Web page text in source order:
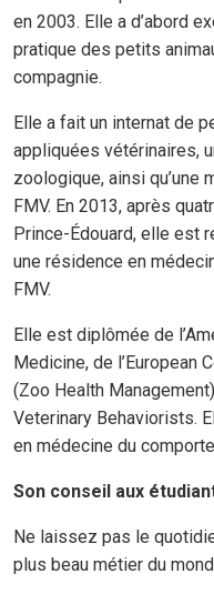
en 2003. Elle a d’abord
pratique des petits
compagnie.
Elle a fait un internat de
appliquées vétérinaires,
zoologique, ainsi qu’une
FMV. En 2013, après
Prince-Édouard, elle est
une résidence en
FMV.
Elle est diplômée de
Medicine, de l’European
(Zoo Health
Veterinary Behaviorists.
en médecine du
Son conseil aux
Ne laissez pas le
plus beau métier du